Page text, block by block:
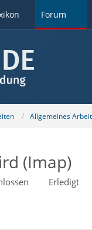
Forum
Allgemeines
(Imap)
Erledigt